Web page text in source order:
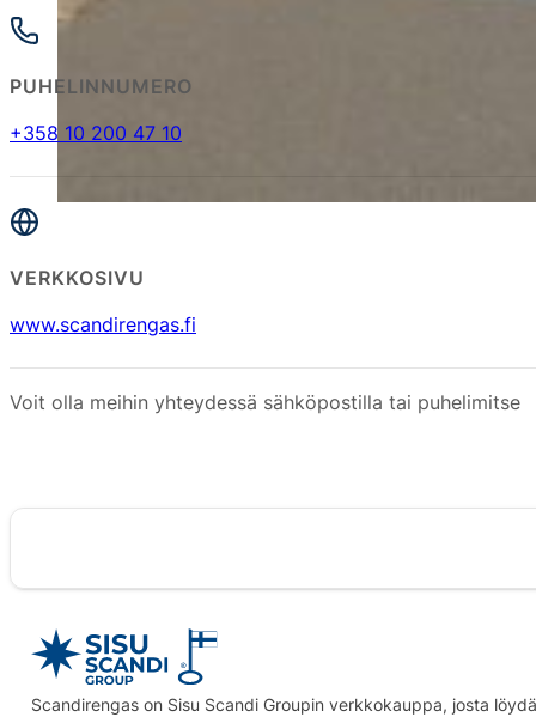
PUHELINNUMERO
+358 10 200 47 10
VERKKOSIVU
www.scandirengas.fi
Voit olla meihin yhteydessä sähköpostilla tai puhelimitse
Scandirengas on Sisu Scandi Groupin verkkokauppa, josta